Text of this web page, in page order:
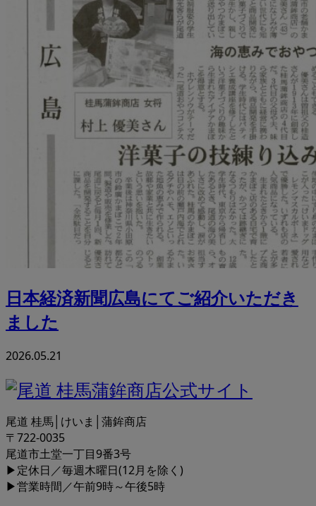
日本経済新聞広島にてご紹介いただき
ました
2026.05.21
尾道 桂馬│けいま│蒲鉾商店
〒722-0035
尾道市土堂一丁目9番3号
▶定休日／毎週木曜日(12月を除く)
▶営業時間／午前9時～午後5時